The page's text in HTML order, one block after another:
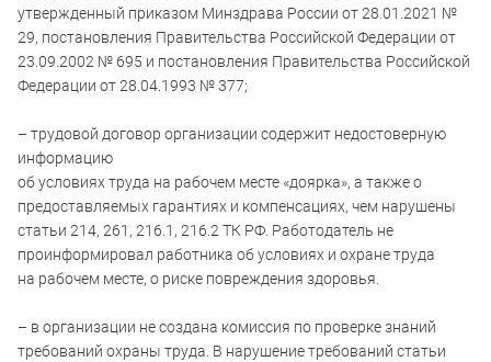
утвержденный приказом Минздрава России от 28.01.2021 №
29, постановления Правительства Российской Федерации от
23.09.2002 № 695 и постановления Правительства Российской
Федерации от 28.04.1993 № 377;
– трудовой договор организации содержит недостоверную
информацию
об условиях труда на рабочем месте «доярка», а также о
предоставляемых гарантиях и компенсациях, чем нарушены
статьи 214, 261, 216.1, 216.2 ТК РФ. Работодатель не
проинформировал работника об условиях и охране труда
на рабочем месте, о риске повреждения здоровья.
– в организации не создана комиссия по проверке знаний
требований охраны труда. В нарушение требований статьи